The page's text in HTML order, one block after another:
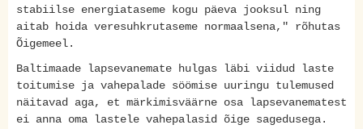
stabiilse energiataseme kogu päeva jooksul ning
aitab hoida veresuhkrutaseme normaalsena," rõhutas
Õigemeel.
Baltimaade lapsevanemate hulgas läbi viidud laste
toitumise ja vahepalade söömise uuringu tulemused
näitavad aga, et märkimisväärne osa lapsevanematest
ei anna oma lastele vahepalasid õige sagedusega.